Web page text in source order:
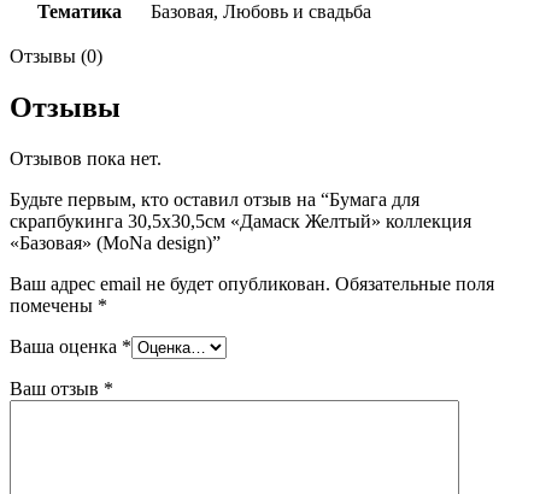
Тематика Базовая, Любовь и свадьба
Отзывы (0)
Отзывы
Отзывов пока нет.
Будьте первым, кто оставил отзыв на “Бумага для
скрапбукинга 30,5х30,5см «Дамаск Желтый» коллекция
«Базовая» (MoNa design)”
Ваш адрес email не будет опубликован. Обязательные поля
помечены *
Ваша оценка *
Ваш отзыв *